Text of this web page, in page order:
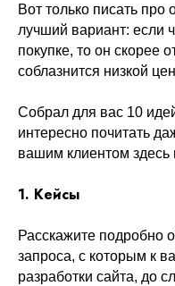
Вот только писать
лучший вариант: если
покупке, то он скорее
соблазнится низкой
Собрал для вас 10
интересно почитать
вашим клиентом здесь
1. Кейсы
Расскажите подробно
запроса, с которым к
разработки сайта, до